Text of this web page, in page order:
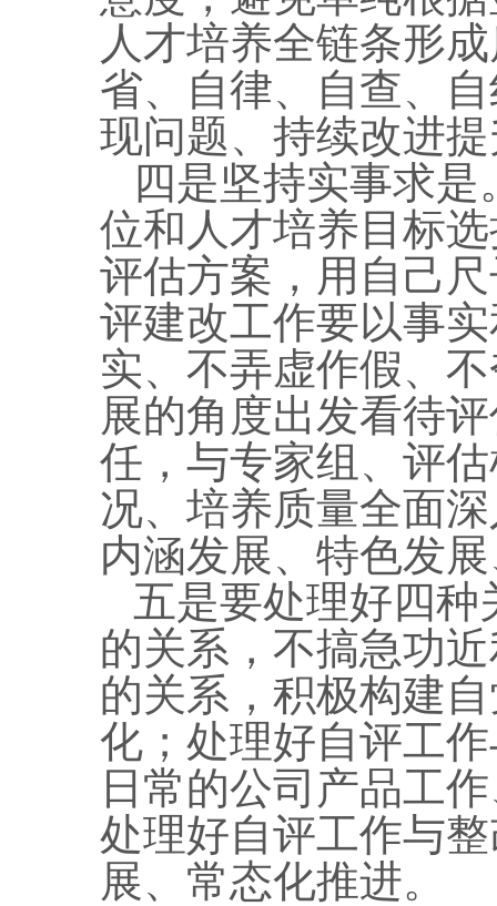
人才培养全链条形
省、自律、自查、
现问题、持续改进
四是坚持实事求
位和人才培养目标
评估方案，用自己
评建改工作要以事
实、不弄虚作假、
展的角度出发看待
任，与专家组、评
况、培养质量全面
内涵发展、特色发
五是要处理好四
的关系，不搞急功
的关系，积极构建
化；处理好自评工
日常的公司产品工
处理好自评工作与
展、常态化推进。